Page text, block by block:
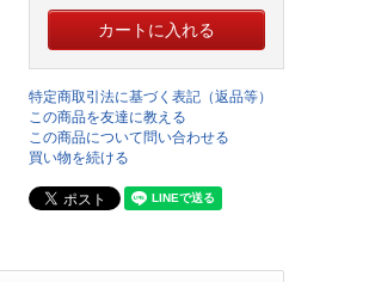
特定商取引法に基づく表記（返品等）
この商品を友達に教える
この商品について問い合わせる
買い物を続ける